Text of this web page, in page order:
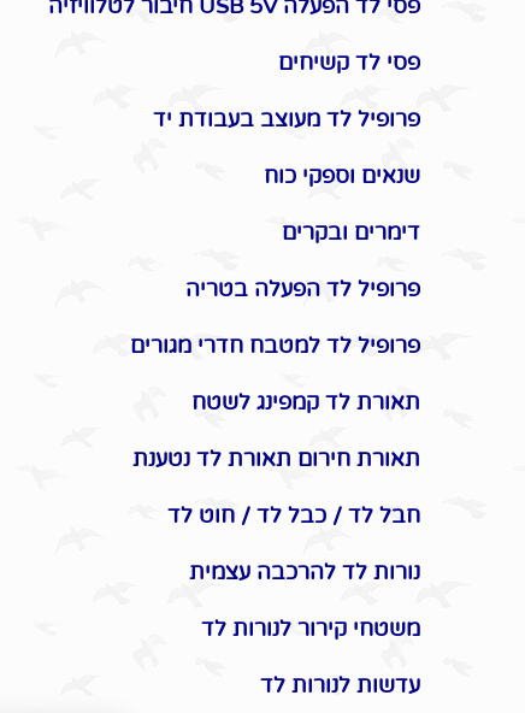
פסי לד הפעלה USB 5V חיבור לטלוויזיה
פסי לד קשיחים
פרופיל לד מעוצב בעבודת יד
שנאים וספקי כוח
דימרים ובקרים
פרופיל לד הפעלה בטריה
פרופיל לד למטבח חדרי מגורים
תאורת לד קמפינג לשטח
תאורת חירום תאורת לד נטענת
חבל לד / כבל לד / חוט לד
נורות לד להרכבה עצמית
משטחי קירור לנורות לד
עדשות לנורות לד